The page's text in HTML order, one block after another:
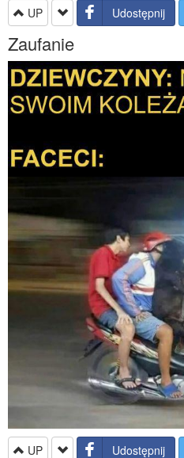
UP Udostępnij
Zaufanie
UP Udostępnij